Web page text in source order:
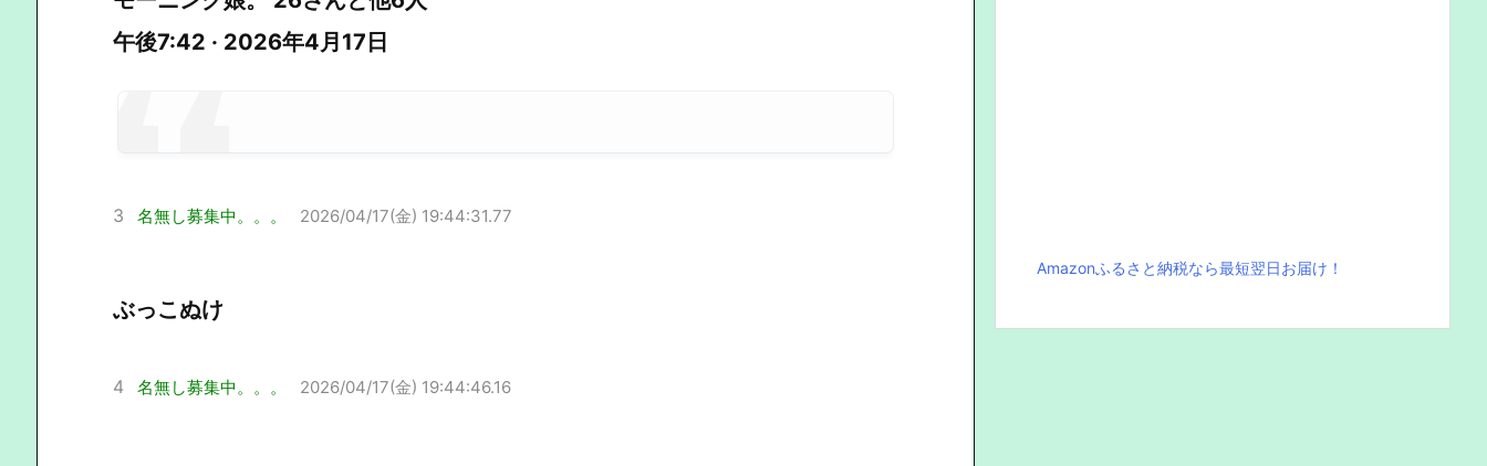
午後7:42 · 2026年4月17日
3 名無し募集中。。。 2026/04/17(金) 19:44:31.77
ぶっこぬけ
4 名無し募集中。。。 2026/04/17(金) 19:44:46.16
Amazonふるさと納税なら最短翌日お届け！